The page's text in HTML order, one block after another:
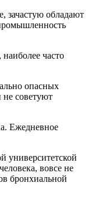
зачастую обладают
часто
опасных
советуют
Ежедневное
университетской
вовсе не
бронхиальной